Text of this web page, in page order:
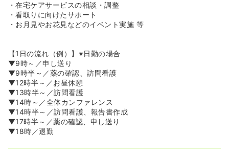
す。従来の施設とは一線を画す、まさに「ハウス（家）」
と呼ぶにふさわしい空間です。
◆ご家族が宿泊できるソファベッドを常備するなど、最期
現を目指しています。
◆入浴は、ミスト浴や機械浴など、体が自由に動かせない
人や浴槽につかることができない人でも安心して入浴でき
る設備が整っており、どのプランでも個浴ができるように
なっています。
◆食事は通常食はもちろん、ムース食やペースト食も用意
されており、体調や状態に応じた食事が提供されます。ま
た、季節ごとのイベントに応じた食事も用意しており、利
用者様に楽しく穏やかに暮らしていただくための工夫をし
・在宅ケアサービスの相談・調整
・看取りに向けたサポート
・お月見やお花見などのイベント実施 等
【1日の流れ（例）】※日勤の場合
▼9時～／申し送り
▼9時半～／薬の確認、訪問看護
▼12時半～／お昼休憩
▼13時半～／訪問看護
▼14時～／全体カンファレンス
▼14時半～／訪問看護、報告書作成
▼17時半～／薬の確認、申し送り
▼18時／退勤